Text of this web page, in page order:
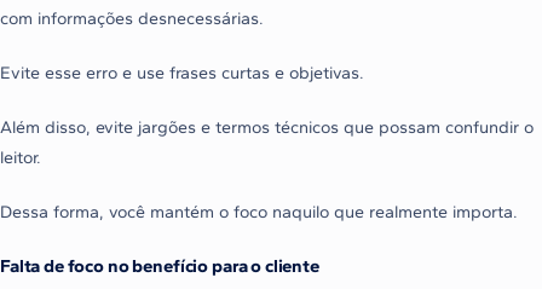
com informações desnecessárias.
Evite esse erro e use frases curtas e objetivas.
Além disso, evite jargões e termos técnicos que possam confundir o
leitor.
Dessa forma, você mantém o foco naquilo que realmente importa.
Falta de foco no benefício para o cliente